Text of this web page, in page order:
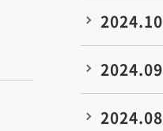
2024.10
2024.09
2024.08